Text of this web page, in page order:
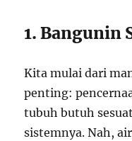
1. Bangunin
Kita mulai dari
penting:
tubuh butuh
sistemnya. Nah,